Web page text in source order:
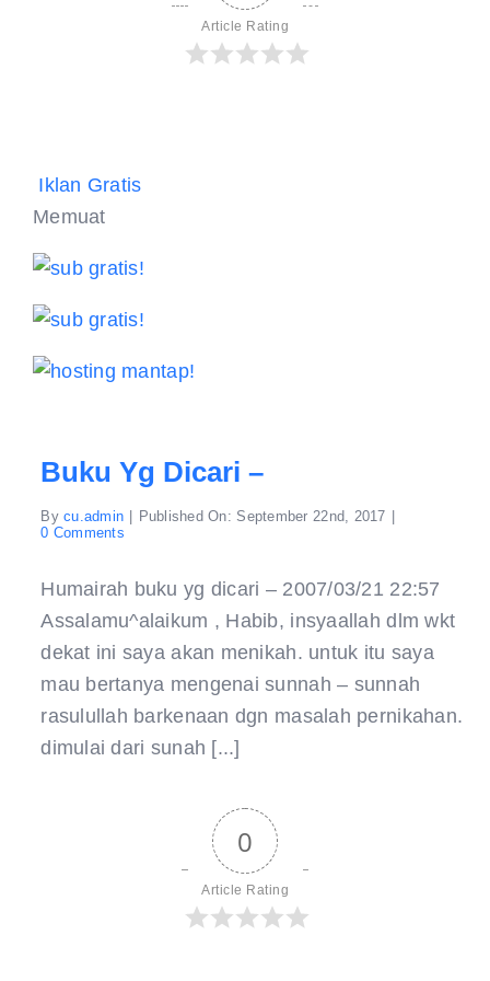
Article Rating
Iklan Gratis
Memuat
Buku Yg Dicari –
Bycu.admin Published On: September 22nd, 2017
0 Commentson
dicari
–
Humairah buku yg dicari – 2007/03/21 22:57
Assalamu^alaikum , Habib, insyaallah dlm wkt
dekat ini saya akan menikah. untuk itu saya
mau bertanya mengenai sunnah – sunnah
rasulullah barkenaan dgn masalah pernikahan.
dimulai dari sunah [...]
0
Article Rating